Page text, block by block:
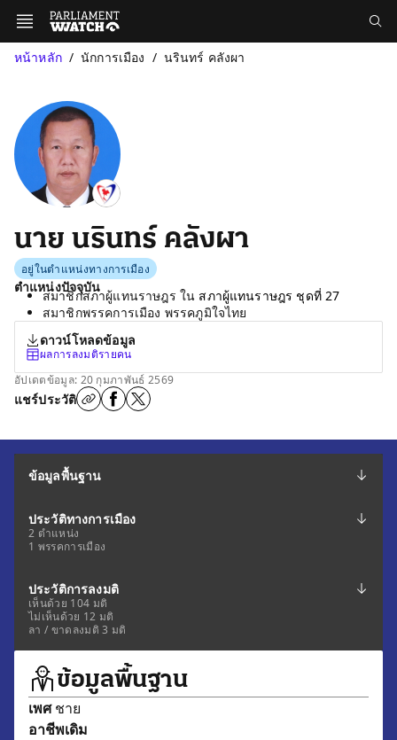
หน้าหลัก นักการเมือง นรินทร์ คลังผา
นาย นรินทร์ คลังผา
อยู่ในตำแหน่งทางการเมือง
ตำแหน่งปัจจุบัน
สมาชิกสภาผู้แทนราษฎร ใน สภาผู้แทนราษฎร ชุดที่ 27
สมาชิกพรรคการเมือง พรรคภูมิใจไทย
ดาวน์โหลดข้อมูล
ผลการลงมติรายคน
อัปเดตข้อมูล: 20 กุมภาพันธ์ 2569
แชร์ประวัติ
ข้อมูลพื้นฐาน
ประวัติทางการเมือง
2 ตำแหน่ง
1 พรรคการเมือง
ประวัติการลงมติ
เห็นด้วย 104 มติ
ไม่เห็นด้วย 12 มติ
ลา / ขาดลงมติ 3 มติ
ข้อมูลพื้นฐาน
เพศชาย
อาชีพเดิม